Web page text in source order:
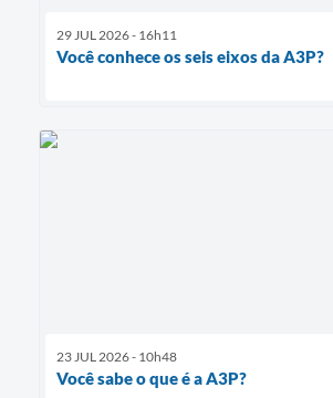
29 JUL 2026 - 16h11
Você conhece os seis eixos da A3P?
23 JUL 2026 - 10h48
Você sabe o que é a A3P?